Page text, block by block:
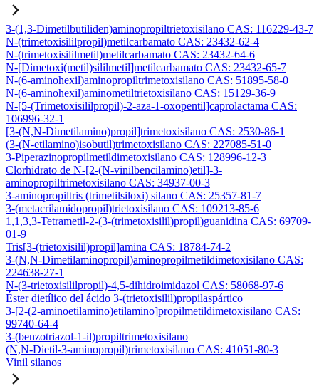
3-(1,3-Dimetilbutiliden)aminopropiltrietoxisilano CAS: 116229-43-7
N-(trimetoxisililpropil)metilcarbamato CAS: 23432-62-4
N-(trimetoxisililmetil)metilcarbamato CAS: 23432-64-6
N-[Dimetoxi(metil)sililmetil]metilcarbamato CAS: 23432-65-7
N-(6-aminohexil)aminopropiltrimetoxisilano CAS: 51895-58-0
N-(6-aminohexil)aminometiltrietoxisilano CAS: 15129-36-9
N-[5-(Trimetoxisililpropil)-2-aza-1-oxopentil]caprolactama CAS:
106996-32-1
[3-(N,N-Dimetilamino)propil]trimetoxisilano CAS: 2530-86-1
(3-(N-etilamino)isobutil)trimetoxisilano CAS: 227085-51-0
3-Piperazinopropilmetildimetoxisilano CAS: 128996-12-3
Clorhidrato de N-[2-(N-vinilbencilamino)etil]-3-
aminopropiltrimetoxisilano CAS: 34937-00-3
3-aminopropiltris (trimetilsiloxi) silano CAS: 25357-81-7
3-(metacrilamidopropil)trietoxisilano CAS: 109213-85-6
1,1,3,3-Tetrametil-2-(3-(trimetoxisilil)propil)guanidina CAS: 69709-
01-9
Tris[3-(trietoxisilil)propil]amina CAS: 18784-74-2
3-(N,N-Dimetilaminopropil)aminopropilmetildimetoxisilano CAS:
224638-27-1
N-(3-trietoxisililpropil)-4,5-dihidroimidazol CAS: 58068-97-6
Éster dietílico del ácido 3-(trietoxisilil)propilaspártico
3-[2-(2-aminoetilamino)etilamino]propilmetildimetoxisilano CAS:
99740-64-4
3-(benzotriazol-1-il)propiltrimetoxisilano
(N,N-Dietil-3-aminopropil)trimetoxisilano CAS: 41051-80-3
Vinil silanos